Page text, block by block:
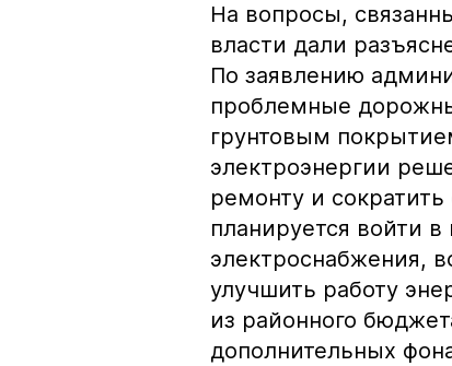
На вопросы,
власти дали
По заявлению
проблемные
грунтовым
электроэнергии
ремонту и
планируется войти
электроснабжения,
улучшить работу
из районного
дополнительных